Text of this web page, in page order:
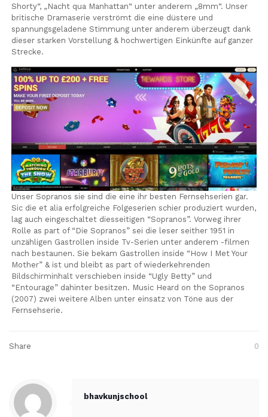
Shorty“, „Nacht qua Manhattan“ unter anderem „8mm“. Unser
britische Dramaserie verströmt die eine düstere und
spannungsgeladene Stimmung unter anderem überzeugt dank
dieser starken Vorstellung & hochwertigen Einkünfte auf ganzer
Strecke.
Unser Sopranos sie sind die eine ihr besten Fernsehserien gar.
Sic die et alia erfolgreiche Folgeserien schier produziert wurden,
lag auch eingeschaltet diesseitigen “Sopranos”. Vorweg ihrer
Rolle as part of “Die Sopranos” sei die leser seither 1951 in
unzähligen Gastrollen inside Tv-Serien unter anderem -filmen
nach bestaunen. Sie bekam Gastrollen inside “How I Met Your
Mother” & ist und bleibt as part of wiederkehrenden
Bildschirminhalt verschieben inside “Ugly Betty” und
“Entourage” dahinter besitzen. Music Heard on the Sopranos
(2007) zwei weitere Alben unter einsatz von Töne aus der
Fernsehserie.
Share 0
bhavkunjschool